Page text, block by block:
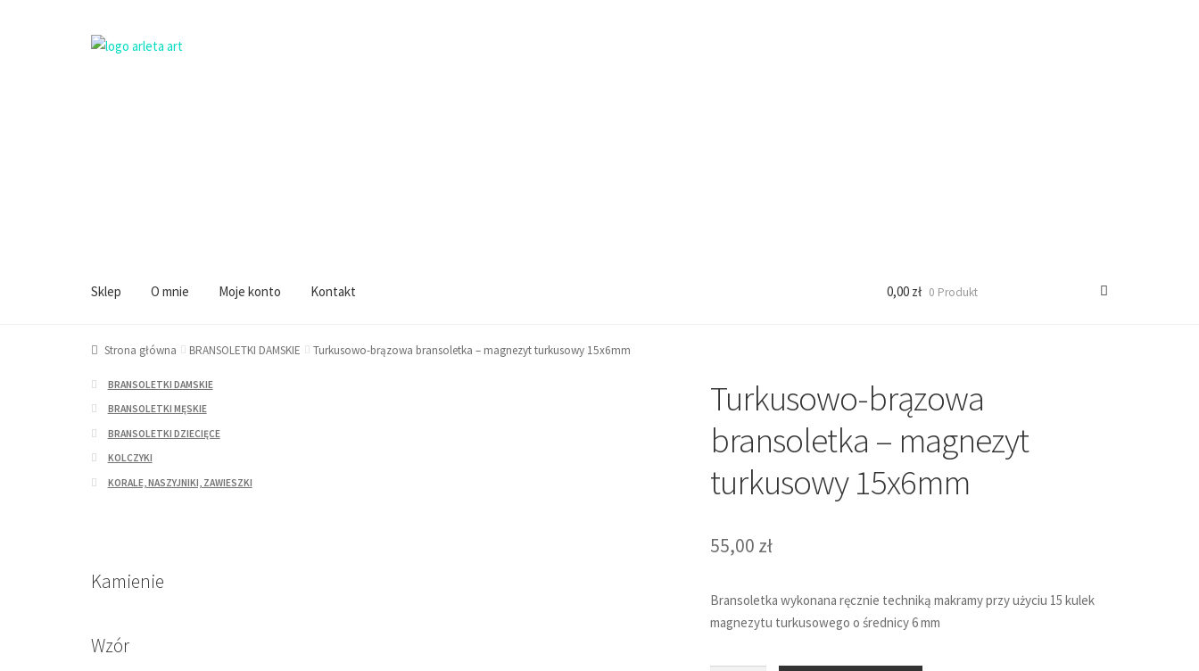
do
do
Sklep O mnie Moje konto Kontakt 0,00 zł 0 Produkt
Strona główna BRANSOLETKI DAMSKIE Turkusowo-brązowa bransoletka – magnezyt turkusowy 15x6mm
Turkusowo-brązowa
bransoletka – magnezyt
turkusowy 15x6mm
55,00 zł
Bransoletka wykonana ręcznie techniką makramy przy użyciu 15 kulek
magnezytu turkusowego o średnicy 6 mm
BRANSOLETKI DAMSKIE
BRANSOLETKI MĘSKIE
BRANSOLETKI DZIECIĘCE
KOLCZYKI
KORALE, NASZYJNIKI, ZAWIESZKI
Kamienie
Wzór